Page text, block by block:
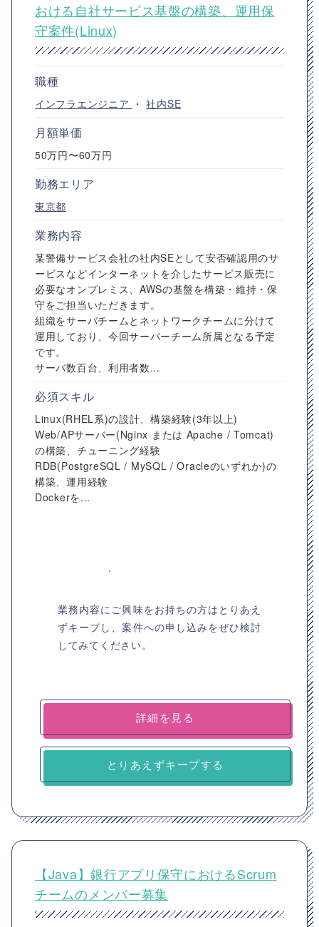
おける自社サービス基盤の構築、運用保
守案件(Linux)
職種
インフラエンジニア ・社内SE
月額単価
50万円〜60万円
勤務エリア
東京都
業務内容
某警備サービス会社の社内SEとして安否確認用のサ
ービスなどインターネットを介したサービス販売に
必要なオンプレミス、AWSの基盤を構築・維持・保
守をご担当いただきます。
組織をサーバチームとネットワークチームに分けて
運用しており、今回サーバーチーム所属となる予定
です。
サーバ数百台、利用者数...
必須スキル
Linux(RHEL系)の設計、構築経験(3年以上)
Web/APサーバー(Nginx または Apache / Tomcat)
の構築、チューニング経験
RDB(PostgreSQL / MySQL / Oracleのいずれか)の
構築、運用経験
Dockerを...
業務内容にご興味をお持ちの方はとりあえ
ずキープし、案件への申し込みをぜひ検討
してみてください。
詳細を見る
とりあえずキープする
【Java】銀行アプリ保守におけるScrum
チームのメンバー募集